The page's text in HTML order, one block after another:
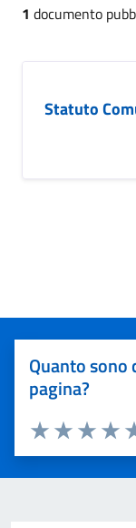
1 documento
Statuto
Quanto sono
pagina?
Valuta 3
Valuta 2
Valuta 1 stelle